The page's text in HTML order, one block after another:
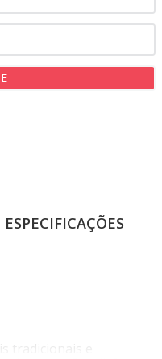
ESPECIFICAÇÕES
tradicionais e